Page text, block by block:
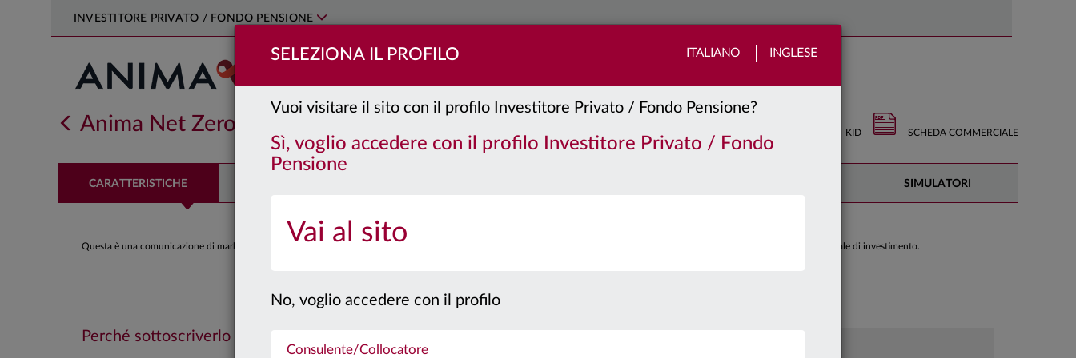
SELEZIONA IL PROFILO ITALIANO INGLESE
Vuoi visitare il sito con il profilo Investitore Privato / Fondo Pensione?
Sì, voglio accedere con il profilo Investitore Privato / Fondo
Pensione
Vai al sito
No, voglio accedere con il profilo
Consulente/Collocatore
INVESTITORE PRIVATO / FONDO PENSIONE
Anima Net Zero Azionario SCHEDA COMMERCIALE
KID
CARATTERISTICHE SIMULATORI
Questa è una comunicazione di marketing. Si prega di consultare il prospetto e il documento contenente le informazioni chiave per gli investitori prima di prendere una decisione finale di investimento.
Caratteristiche
Perché sottoscriverlo